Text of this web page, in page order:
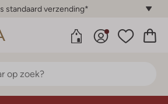
standaard verzending*